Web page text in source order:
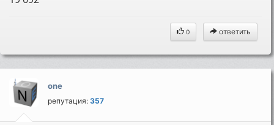
0 ответить
one
репутация:357